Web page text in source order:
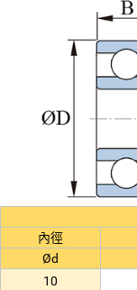
內徑
Ød
10